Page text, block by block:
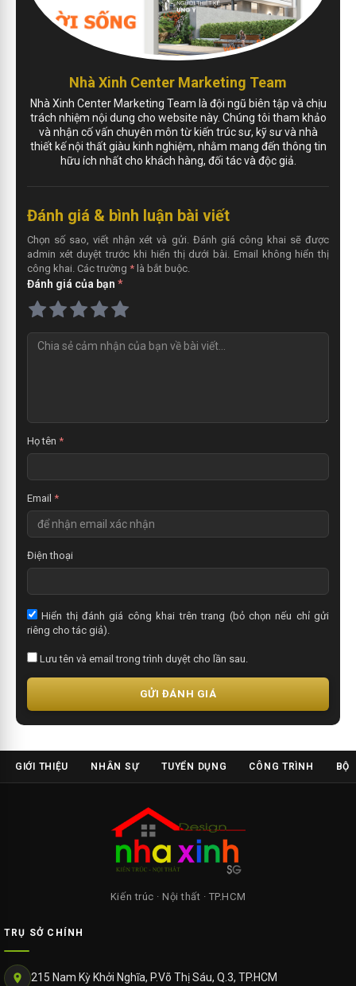
Nhà Xinh Center Marketing Team
Nhà Xinh Center Marketing Team là đội ngũ biên tập và chịu
trách nhiệm nội dung cho website này. Chúng tôi tham khảo
và nhận cố vấn chuyên môn từ kiến trúc sư, kỹ sư và nhà
thiết kế nội thất giàu kinh nghiệm, nhằm mang đến thông tin
hữu ích nhất cho khách hàng, đối tác và độc giả.
Đánh giá & bình luận bài viết
Chọn số sao, viết nhận xét và gửi. Đánh giá công khai sẽ được
admin xét duyệt trước khi hiển thị dưới bài. Email không hiển thị
công khai. Các trường *là bắt buộc.
Đánh giá của bạn *
é
Họ tên *
Email *
Điện thoại
Hiển thị đánh giá công khai trên trang (bỏ chọn nếu chỉ gửi
riêng cho tác giả).
Lưu tên và email trong trình duyệt cho lần sau.
GỬI ĐÁNH GIÁ
GIỚI THIỆU NHÂN SỰ TUYỂN DỤNG CÔNG TRÌNH BỘ
Kiến trúc · Nội thất · TP.HCM
TRỤ SỞ CHÍNH
215 Nam Kỳ Khởi Nghĩa, P.Võ Thị Sáu, Q.3, TP.HCM